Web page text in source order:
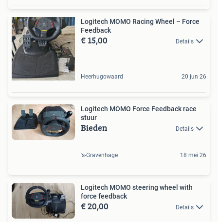
Logitech MOMO Racing Wheel – Force
Feedback
€ 15,00 Details
Heerhugowaard 20 jun 26
Logitech MOMO Force Feedback race
stuur
Bieden Details
's-Gravenhage 18 mei 26
Logitech MOMO steering wheel with
force feedback
€ 20,00 Details